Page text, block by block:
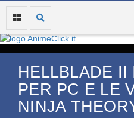
HELLBLADE II
PER PC E LE
NINJA